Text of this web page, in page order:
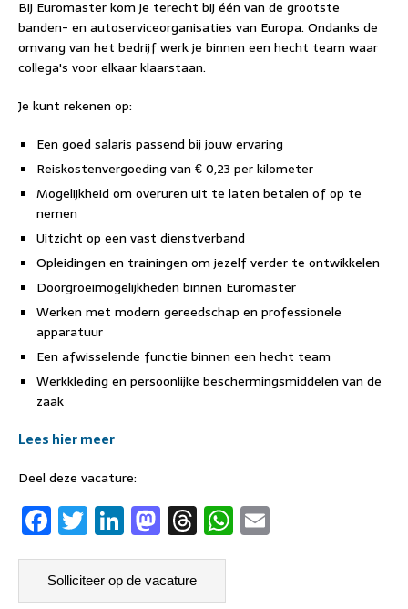
Bij Euromaster kom je terecht bij één van de grootste
banden- en autoserviceorganisaties van Europa. Ondanks de
omvang van het bedrijf werk je binnen een hecht team waar
collega's voor elkaar klaarstaan.
Je kunt rekenen op:
Een goed salaris passend bij jouw ervaring
Reiskostenvergoeding van € 0,23 per kilometer
Mogelijkheid om overuren uit te laten betalen of op te
nemen
Uitzicht op een vast dienstverband
Opleidingen en trainingen om jezelf verder te ontwikkelen
Doorgroeimogelijkheden binnen Euromaster
Werken met modern gereedschap en professionele
apparatuur
Een afwisselende functie binnen een hecht team
Werkkleding en persoonlijke beschermingsmiddelen van de
zaak
Lees hier meer
Deel deze vacature:
F
a
c
T
w
it
Li
n
k
M
a
st
T
h
W
h